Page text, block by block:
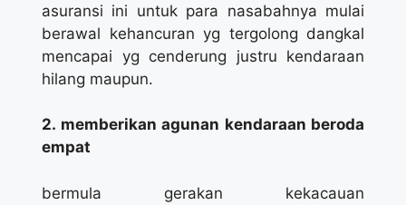
asuransi ini untuk para nasabahnya mulai
berawal kehancuran yg tergolong dangkal
mencapai yg cenderung justru kendaraan
hilang maupun.
2. memberikan agunan kendaraan beroda
empat
bermula gerakan kekacauan